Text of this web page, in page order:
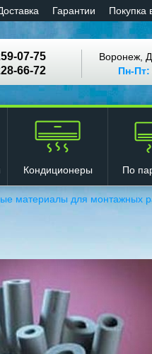
Гарантии Покупка
07-75
66-72
Воронеж,
Пн-Пт:
Кондиционеры По
материалы для монтажных